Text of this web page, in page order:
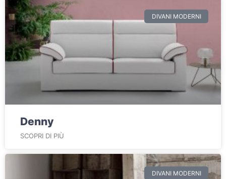
DIVANI MODERNI
Denny
SCOPRI DI PIÙ
DIVANI MODERNI